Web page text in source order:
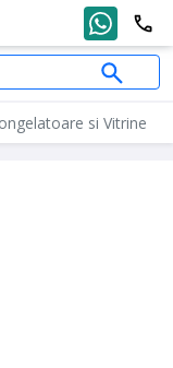
si Vitrine